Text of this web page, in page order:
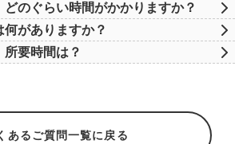
のぐらい時間がかかりますか？
がありますか？
要時間は？
あるご質問一覧に戻る